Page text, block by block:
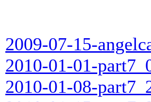
2009-07-15-
2010-01-01-
2010-01-08-